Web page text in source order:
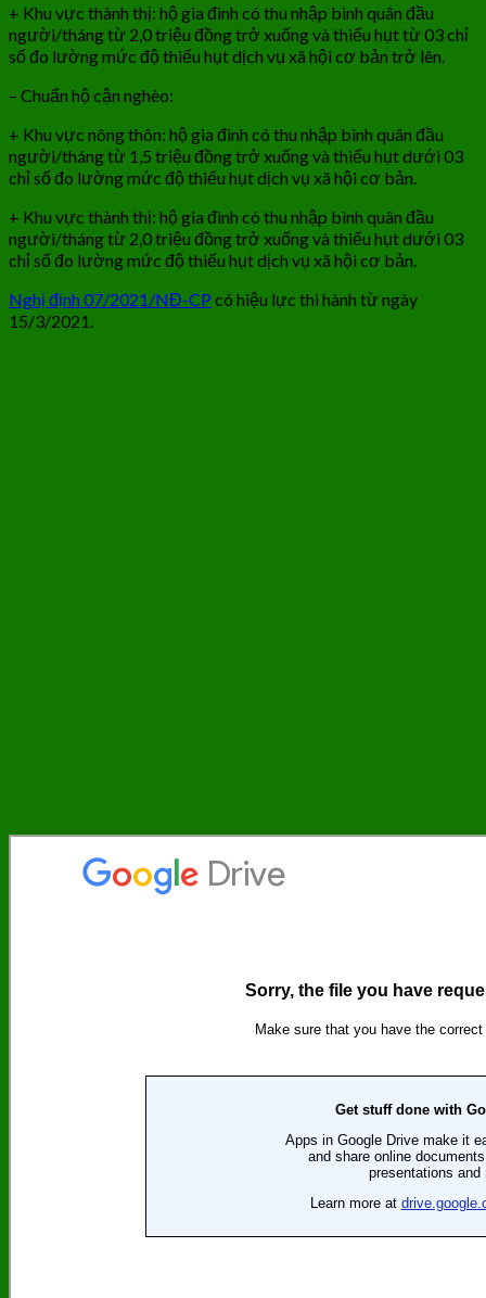
+ Khu vực thành thị: hộ gia đình có thu nhập bình quân đầu
người/tháng từ 2,0 triệu đồng trở xuống và thiếu hụt từ 03 chỉ
số đo lường mức độ thiếu hụt dịch vụ xã hội cơ bản trở lên.
– Chuẩn hộ cận nghèo:
+ Khu vực nông thôn: hộ gia đình có thu nhập bình quân đầu
người/tháng từ 1,5 triệu đồng trở xuống và thiếu hụt dưới 03
chỉ số đo lường mức độ thiếu hụt dịch vụ xã hội cơ bản.
+ Khu vực thành thị: hộ gia đình có thu nhập bình quân đầu
người/tháng từ 2,0 triệu đồng trở xuống và thiếu hụt dưới 03
chỉ số đo lường mức độ thiếu hụt dịch vụ xã hội cơ bản.
Nghị định 07/2021/NĐ-CPcó hiệu lực thi hành từ ngày
15/3/2021.